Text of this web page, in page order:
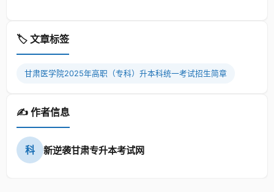
🏷️ 文章标签
甘肃医学院2025年高职（专科）升本科统一考试招生简章
✍️ 作者信息
科 新逆袭甘肃专升本考试网